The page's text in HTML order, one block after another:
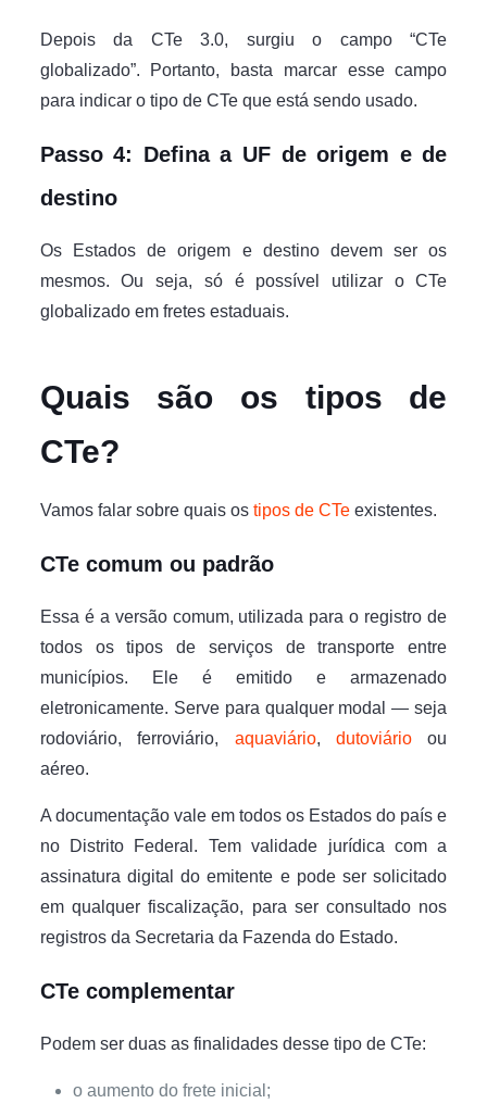
Depois da CTe 3.0, surgiu o campo “CTe
globalizado”. Portanto, basta marcar esse campo
para indicar o tipo de CTe que está sendo usado.
Passo 4: Defina a UF de origem e de
destino
Os Estados de origem e destino devem ser os
mesmos. Ou seja, só é possível utilizar o CTe
globalizado em fretes estaduais.
Quais são os tipos de
CTe?
Vamos falar sobre quais ostipos de CTeexistentes.
CTe comum ou padrão
Essa é a versão comum, utilizada para o registro de
todos os tipos de serviços de transporte entre
municípios. Ele é emitido e armazenado
eletronicamente. Serve para qualquer modal — seja
rodoviário, ferroviário, aquaviário, dutoviárioou
aéreo.
A documentação vale em todos os Estados do país e
no Distrito Federal. Tem validade jurídica com a
assinatura digital do emitente e pode ser solicitado
em qualquer fiscalização, para ser consultado nos
registros da Secretaria da Fazenda do Estado.
CTe complementar
Podem ser duas as finalidades desse tipo de CTe:
o aumento do frete inicial;